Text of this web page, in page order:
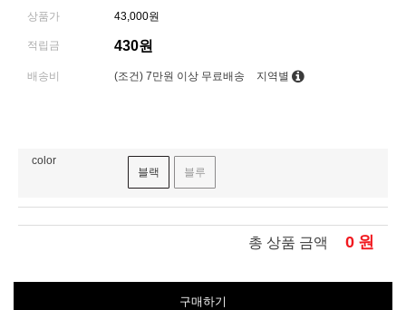
상품가 43,000원
적립금 430원
배송비 (조건) 7만원 이상 무료배송 지역별
color
블랙
블루
총 상품 금액 0 원
구매하기